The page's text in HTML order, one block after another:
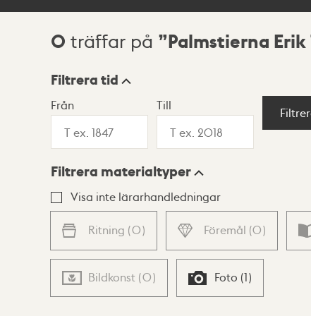
Sökresultat
0 träffar på Palmstierna Erik
Visningsläge
Lista Karta
Filtrera tid
Från Till
Filtrera materialtyper
Visa inte lärarhandledningar
Ritning (0) Föremål (0)
Bildkonst (0) Foto (1)